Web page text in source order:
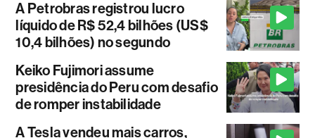
A Petrobras registrou lucro
líquido de R$ 52,4 bilhões (US$
10,4 bilhões) no segundo
Keiko Fujimori assume
presidência do Peru com desafio
de romper instabilidade
A Tesla vendeu mais carros,